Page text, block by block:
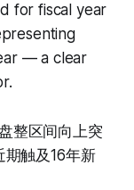
for fiscal year
— a clear
整区间向上突
触及16年新